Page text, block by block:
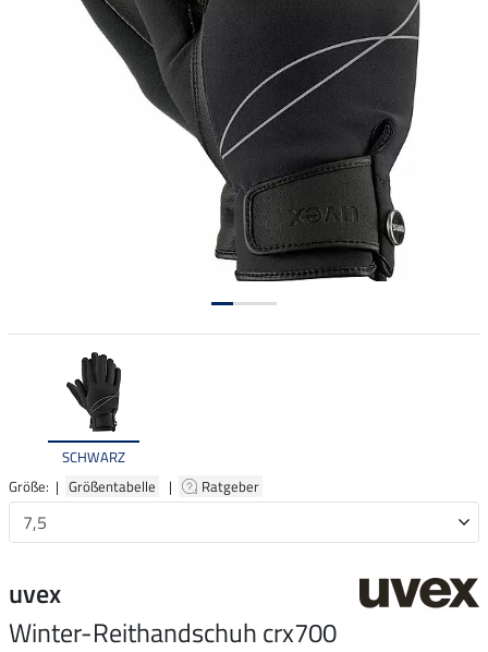
SCHWARZ
Größe: | Größentabelle | Ratgeber
uvex
Winter-Reithandschuh crx700